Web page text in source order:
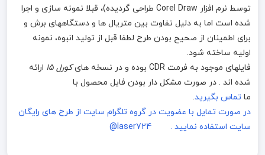
توسط نرم افزار Corel Draw طراحی گردیده)، قبلا نمونه سازی و اجرا
شده است اما به دلیل تفاوت بین متریال ها و دستگاههای برش و
برای اطمینان از صحیح بودن طرح لطفا قبل از تولید انبوه، نمونه
اولیه ساخته شود.
فایلهای موجود به فرمت CDR بوده و در نسخه های
کورل 15
ارائه
شده اند . در صورت مشکل دار بودن فایل محصول با
ما تماس بگیرید.
در صورت تمایل با عضویت در گروه تلگرام سایت از طرح های رایگان
سایت استفاده نمایید . laser724@